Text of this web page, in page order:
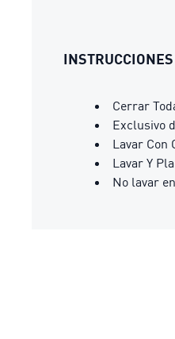
Cerrar
Exclusivo
Lavar Con
Lavar Y
No lavar